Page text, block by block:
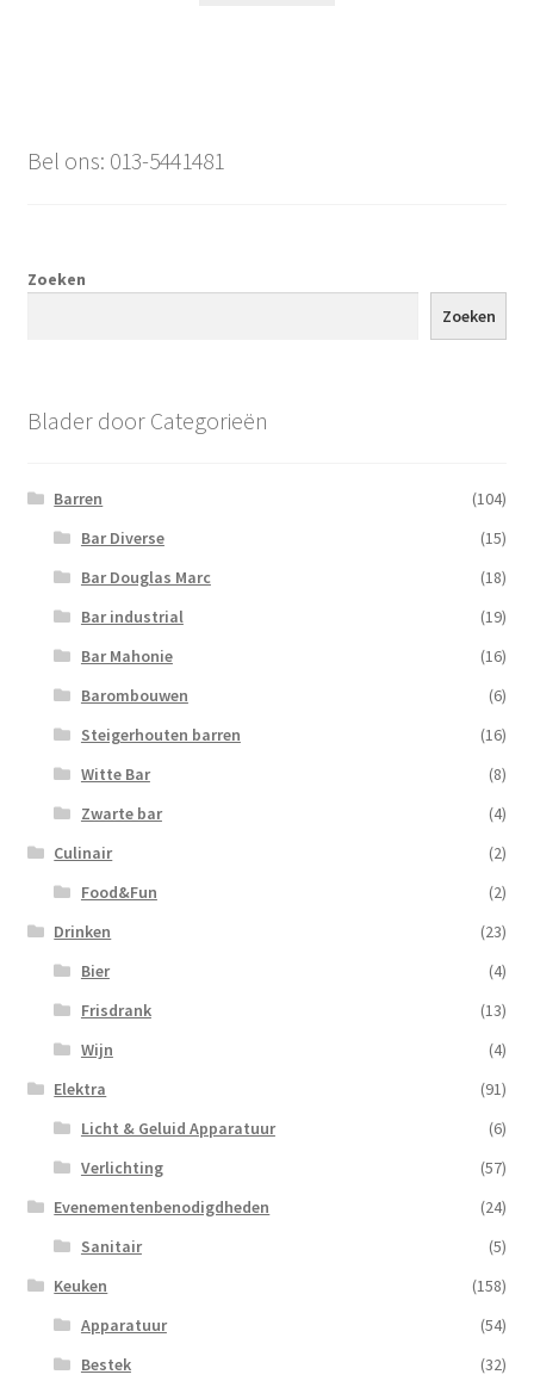
Bel ons: 013-5441481
Zoeken
Zoeken
Blader door Categorieën
Barren
(104)
Bar Diverse
(15)
Bar Douglas Marc
(18)
Bar industrial
(19)
Bar Mahonie
(16)
Barombouwen
(6)
Steigerhouten barren
(16)
Witte Bar
(8)
Zwarte bar
(4)
Culinair
(2)
Food&Fun
(2)
Drinken
(23)
Bier
(4)
Frisdrank
(13)
Wijn
(4)
Elektra
(91)
Licht & Geluid Apparatuur
(6)
Verlichting
(57)
Evenementenbenodigdheden
(24)
Sanitair
(5)
Keuken
(158)
Apparatuur
(54)
Bestek
(32)